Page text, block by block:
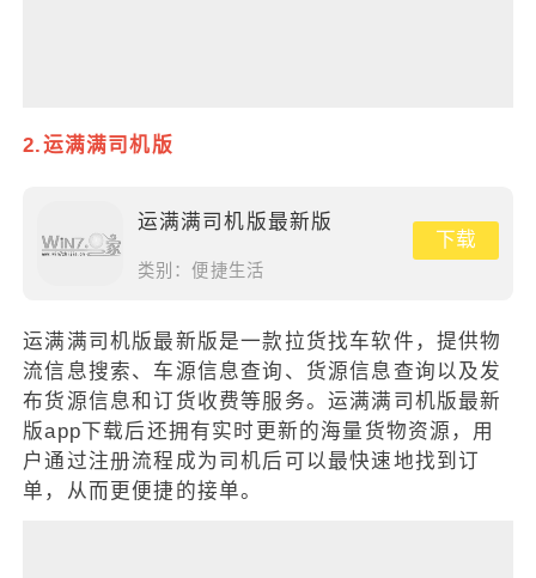
2.运满满司机版
运满满司机版最新版
类别：便捷生活
下载
运满满司机版最新版是一款拉货找车软件，提供物
流信息搜索、车源信息查询、货源信息查询以及发
布货源信息和订货收费等服务。运满满司机版最新
版app下载后还拥有实时更新的海量货物资源，用
户通过注册流程成为司机后可以最快速地找到订
单，从而更便捷的接单。